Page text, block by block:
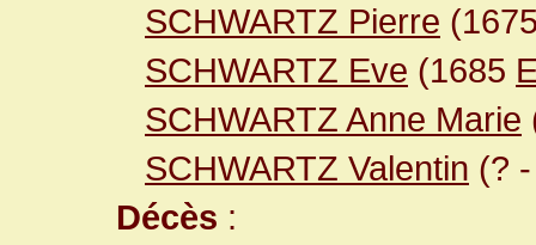
SCHWARTZ Pierre
SCHWARTZ Eve (1685
SCHWARTZ Anne Marie
SCHWARTZ Valentin (?
Décès :